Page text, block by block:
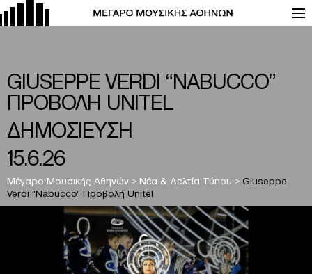
GIUSEPPE VERDI “NABUCCO”
ΠΡΟΒΟΛΗ UNITEL
ΔΗΜΟΣΙΕΥΣΗ
15.6.26
Μέγαρο Μουσικής Αθηνών > Νέα & Δελτία Τύπου > Giuseppe
Verdi “Nabucco” Προβολή Unitel